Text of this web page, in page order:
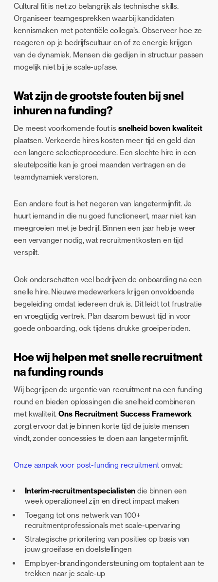
Cultural fit is net zo belangrijk als technische skills.
Organiseer teamgesprekken waarbij kandidaten
kennismaken met potentiële collega’s. Observeer hoe ze
reageren op je bedrijfscultuur en of ze energie krijgen
van de dynamiek. Mensen die gedijen in structuur passen
mogelijk niet bij je scale-upfase.
Wat zijn de grootste fouten bij snel
inhuren na funding?
De meest voorkomende fout issnelheid boven kwaliteit
plaatsen. Verkeerde hires kosten meer tijd en geld dan
een langere selectieprocedure. Een slechte hire in een
sleutelpositie kan je groei maanden vertragen en de
teamdynamiek verstoren.
Een andere fout is het negeren van langetermijnfit. Je
huurt iemand in die nu goed functioneert, maar niet kan
meegroeien met je bedrijf. Binnen een jaar heb je weer
een vervanger nodig, wat recruitmentkosten en tijd
verspilt.
Ook onderschatten veel bedrijven de onboarding na een
snelle hire. Nieuwe medewerkers krijgen onvoldoende
begeleiding omdat iedereen druk is. Dit leidt tot frustratie
en vroegtijdig vertrek. Plan daarom bewust tijd in voor
goede onboarding, ook tijdens drukke groeiperioden.
Hoe wij helpen met snelle recruitment
na funding rounds
Wij begrijpen de urgentie van recruitment na een funding
round en bieden oplossingen die snelheid combineren
met kwaliteit.Ons Recruitment Success Framework
zorgt ervoor dat je binnen korte tijd de juiste mensen
vindt, zonder concessies te doen aan langetermijnfit.
Onze aanpak voor post-funding recruitment omvat:
Interim-recruitmentspecialisten die binnen een
week operationeel zijn en direct impact maken
Toegang tot ons netwerk van 100+
recruitmentprofessionals met scale-upervaring
Strategische prioritering van posities op basis van
jouw groeifase en doelstellingen
Employer-brandingondersteuning om toptalent aan te
trekken naar je scale-up